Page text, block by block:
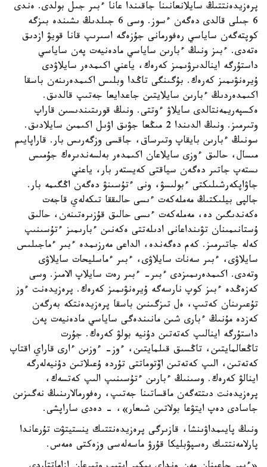
پرەزيدەنتتىڭ سايلانعانىنا جاقىندا عانا ءبىر جىل بولدى. ەندى
6 جىلى قالدى دەگەن ءسوز. وسى 6 جىلدىڭ ىشىندە بىزگە
كوپتەگەن ساياسي رەفورمانى جۇزەگە اسىرىپ قانا قويۋ ازدىق
ەتەدى. ءبىز ونىڭ ءبارىن ساياسي مادەنيەت پەن ساياسي
داستۇرگە اينالدىرۋىمىز كەرەك، ياعني اكىمدەر سايلاۋدى
ۇيرەنۋىمىز كەرەك. بۇگىنگى تاڭدا وبلىس اكىمدەرىنەن باسقا
اكىمدەردىڭ ءبارىن سايلايتىن جاعدايعا جەتىپ قالدىق.
ەكسپەريمەنتالدى سايلاۋ ءوتتى. ونىڭ قورىتىندىسىن قاراپ
وتىرمىز. ونىڭ الدىندا 2 مىڭعا جۋىق اۋىل اكىمىن سايلادىق.
سونىڭ ءبارىن بايقاپ وتىرساق، جاقسى وزگەرىس بار. قاراپايىم
مىسال، حالىق ءوزى سايلاعان اكىمدەر بەلسەندىرەك جۇمىس
ىستەپ جاتىر دەگەن سياقتى كەيستەر بار، ياعني
جاۋاپكەرشىلىكتى ءبولىسۋ، ونى ءتۇسىنۋ دەگەن اڭگىمە بار.
جالپى بيلىكتىڭ مەملەكەت ءىسى حالىققا تىكەلەي قاجەت
ەكەندىگىن دە، مەملەكەت ءىسى حالىق قۇزىرەتىنەن، حالىق
ۇستانىمىنان تۋىنداعانى ادىلەتتى ەكەنىن ءبارىمىز ءتۇسىنىپ
كەلە جاتىرمىز. كەم دەگەندە، الداعى مەرزىمدە ءبىر ءماجىلىس
سايلاۋى، ءبىر سەنات سايلاۋى، ءبىر ءماسليحات سايلاۋى
وتەدى. اكىمدەرىمىزدى ءبىر- ءبىر رەت سايلاپ الامىز. وسى
كەزەڭدە ءبىز كوپ نارسەگە ۇيرەنۋىمىز كەرەك. پرەزيدەنت ءوز
تۇعىرىنان كەتىپ، ەل تىزگىنىن باسقا پرەزيدەنتكە بەرگەن
كەزدە مۇنىڭ ءبارى شىن مانىندەگى ساياسي مادەنيەت پەن
داستۇرگە اينالىپ كەتەتىن دۇنيە بولۋ كەرەك. جۇرت
تاڭعالمايتىن، تاڭسىق قىلمايتىن، ءوز- ءوزىن ءارى قاراي اقتاپ
كەتەتىن، الىپ كەتەتىن اۆتوماتتى تۇردە ۇعىلاتىن دۇنيەلەرگە
اينالۋ كەرەك. وسىنىڭ ءبارىن ءتۇسىنىپ الىپ كەتسەك،
پرەزيدەنت دىتتەگەن ماقساتىنا جەتىپ، رەفورمالارىنىڭ نەگىزىن
جاسادى دەپ ايتۋعا بولاتىن شىعار»، - دەدى ساراپشى.
ونىڭ پايىمداۋىنشا، قازىرگى پرەزيدەنتتىك ينستيتۋت تۇرعاندا
پارلامەنتتىك رەسپۋبليكا قۇرۋ ماسەلەسى وزەكتى ەمەس.